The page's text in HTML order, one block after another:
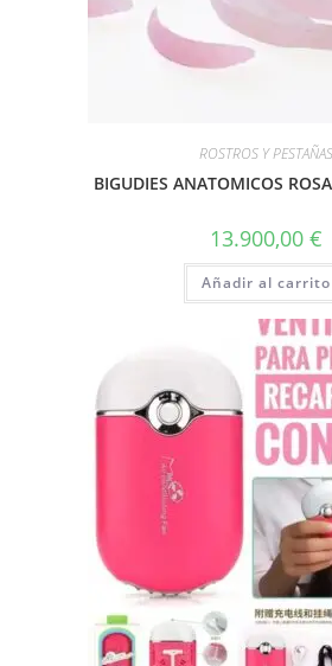
ROSTROS Y PESTAÑAS
BIGUDIES ANATOMICOS
13.900,00 €
Añadir al carrito